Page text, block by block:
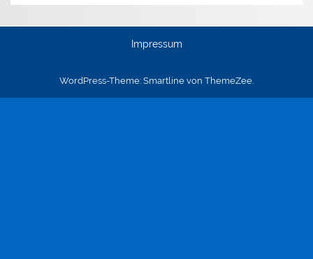
Impressum
WordPress-Theme: Smartline von ThemeZee.